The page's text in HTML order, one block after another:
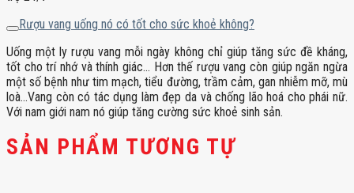
Rượu vang uống nó có tốt cho sức khoẻ không?
Uống một ly rượu vang mỗi ngày không chỉ giúp tăng sức đề kháng,
tốt cho trí nhớ và thính giác… Hơn thế rượu vang còn giúp ngăn ngừa
một số bệnh như tim mạch, tiểu đường, trầm cảm, gan nhiễm mỡ, mù
loà…Vang còn có tác dụng làm đẹp da và chống lão hoá cho phái nữ.
Với nam giới nam nó giúp tăng cường sức khoẻ sinh sản.
SẢN PHẨM TƯƠNG TỰ